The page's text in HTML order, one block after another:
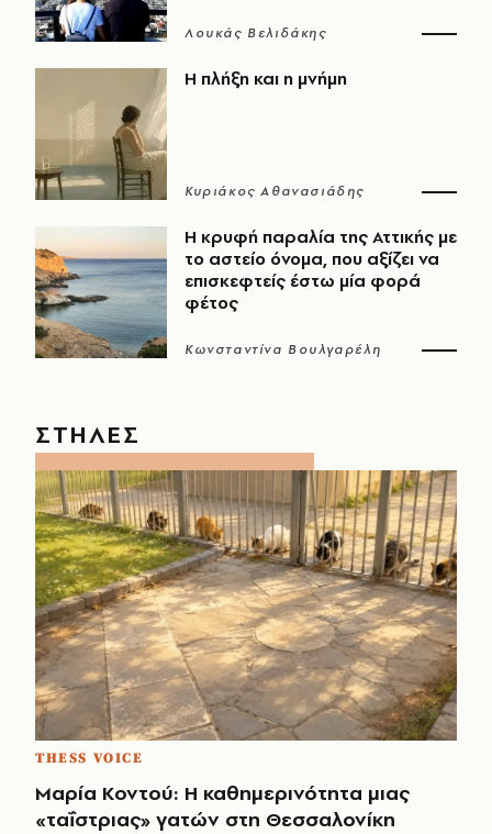
Λουκάς Βελιδάκης
Η πλήξη και η μνήμη
Κυριάκος Αθανασιάδης
Η κρυφή παραλία της Αττικής με
το αστείο όνομα, που αξίζει να
επισκεφτείς έστω μία φορά
φέτος
Κωνσταντίνα Βουλγαρέλη
ΣΤΗΛΕΣ
THESS VOICE
Μαρία Κοντού: Η καθημερινότητα μιας
«ταΐστριας» γατών στη Θεσσαλονίκη